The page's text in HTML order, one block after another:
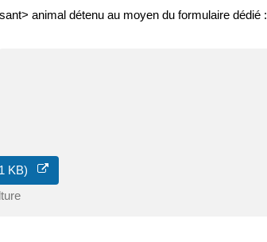
animal détenu au moyen du formulaire dédié :
KB)